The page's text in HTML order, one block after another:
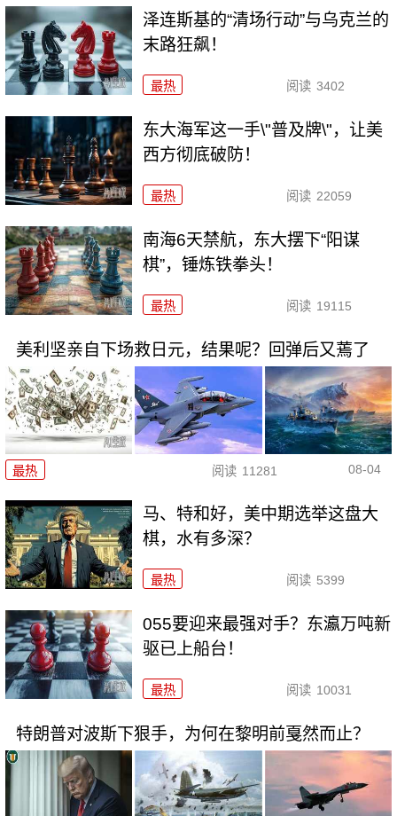
泽连斯基的“清场行动”与乌克兰的
末路狂飙！
最热 阅读 3402
东大海军这一手\"普及牌\"，让美
西方彻底破防！
最热 阅读 22059
南海6天禁航，东大摆下“阳谋
棋”，锤炼铁拳头！
最热 阅读 19115
美利坚亲自下场救日元，结果呢？回弹后又蔫了
最热 阅读 11281 08-04
马、特和好，美中期选举这盘大
棋，水有多深？
最热 阅读 5399
055要迎来最强对手？东瀛万吨新
驱已上船台！
最热 阅读 10031
特朗普对波斯下狠手，为何在黎明前戛然而止？